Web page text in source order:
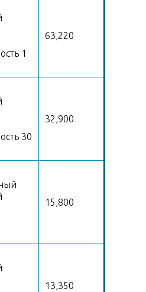
1
63,220
30
32,900
15,800
13,350